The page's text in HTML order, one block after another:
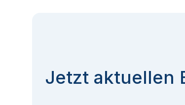
Jetzt aktuellen